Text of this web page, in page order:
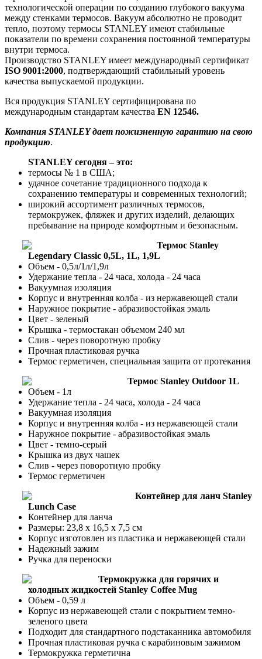
технологической операции по созданию глубокого вакуума
между стенками термосов. Вакуум абсолютно не проводит
тепло, поэтому термосы STANLEY имеют стабильные
показатели по времени сохранения постоянной температуры
внутри термоса.
Производство STANLEY имеет международный сертификат
ISO 9001:2000, подтверждающий стабильный уровень
качества выпускаемой продукции.
Вся продукция STANLEY сертифицирована по
международным стандартам качества EN 12546.
Компания STANLEY дает пожизненную гарантию на свою
продукцию.
STANLEY сегодня – это:
термосы № 1 в США;
удачное сочетание традиционного подхода к
сохранению температуры и современных технологий;
широкий ассортимент различных термосов,
термокружек, фляжек и других изделий, делающих
пребывание на природе комфортным и безопасным.
Термос Stanley
Legendary Classic 0,5L, 1L, 1,9L
Объем - 0,5л/1л/1,9л
Удержание тепла - 24 часа, холода - 24 часа
Вакуумная изоляция
Корпус и внутренняя колба - из нержавеющей стали
Наружное покрытие - абразивостойкая эмаль
Цвет - зеленый
Крышка - термостакан объемом 240 мл
Слив - через поворотную пробку
Прочная пластиковая ручка
Термос герметичен, специальная защита от протекания
Термос Stanley Outdoor 1L
Объем - 1л
Удержание тепла - 24 часа, холода - 24 часа
Вакуумная изоляция
Корпус и внутренняя колба - из нержавеющей стали
Наружное покрытие - абразивостойкая эмаль
Цвет - темно-серый
Крышка из двух чашек
Слив - через поворотную пробку
Термос герметичен
Контейнер для ланч Stanley
Lunch Case
Контейнер для ланча
Размеры: 23,8 х 16,5 х 7,5 см
Корпус изготовлен из пластика и нержавеющей стали
Надежный зажим
Ручка для переноски
Термокружка для горячих и
холодных жидкостей Stanley Coffee Mug
Объем - 0,59 л
Корпус из нержавеющей стали с покрытием темно-
зеленого цвета
Подходит для стандартного подстаканника автомобиля
Прочная пластиковая ручка с карабиновым зажимом
Термокружка герметична